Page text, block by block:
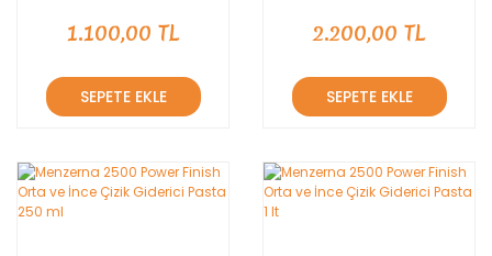
1.100,00 TL
SEPETE EKLE
2.200,00 TL
SEPETE EKLE